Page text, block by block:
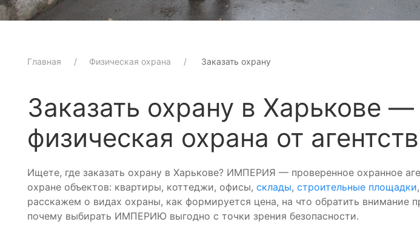
Главная Физическая охрана Заказать охрану
Заказать охрану в Харькове
физическая охрана от
Ищете, где заказать охрану в Харькове? ИМПЕРИЯ — проверенное охранное
охране объектов: квартиры, коттеджи, офисы, склады, строительные площадки,
расскажем о видах охраны, как формируется цена, на что обратить внимание
почему выбирать ИМПЕРИЮ выгодно с точки зрения безопасности.